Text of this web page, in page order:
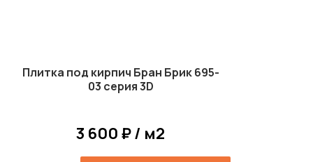
Плитка под кирпич Бран Брик 695-
03 серия 3D
3 600 ₽ / м2